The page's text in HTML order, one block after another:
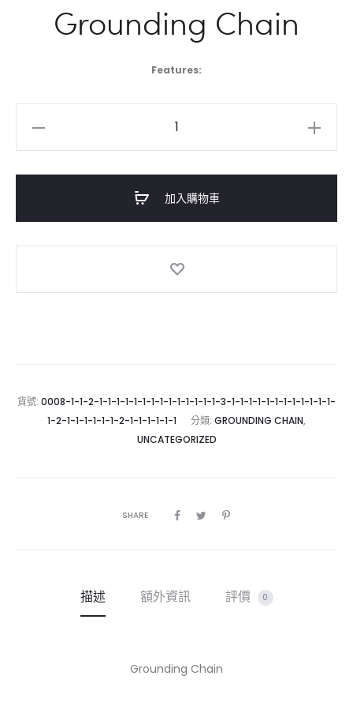
Grounding Chain
Features:
加入購物車
貨號: 0008-1-1-2-1-1-1-1-1-1-1-1-1-1-1-1-1-1-3-1-1-1-1-1-1-1-1-1-1-1-1-
1-2-1-1-1-1-1-1-2-1-1-1-1-1-1
分類: GROUNDING CHAIN,
UNCATEGORIZED
SHARE
描述 額外資訊 評價 0
Grounding Chain